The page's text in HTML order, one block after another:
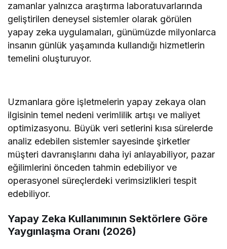
zamanlar yalnızca araştırma laboratuvarlarında
geliştirilen deneysel sistemler olarak görülen
yapay zeka uygulamaları, günümüzde milyonlarca
insanın günlük yaşamında kullandığı hizmetlerin
temelini oluşturuyor.
Uzmanlara göre işletmelerin yapay zekaya olan
ilgisinin temel nedeni verimlilik artışı ve maliyet
optimizasyonu. Büyük veri setlerini kısa sürelerde
analiz edebilen sistemler sayesinde şirketler
müşteri davranışlarını daha iyi anlayabiliyor, pazar
eğilimlerini önceden tahmin edebiliyor ve
operasyonel süreçlerdeki verimsizlikleri tespit
edebiliyor.
Yapay Zeka Kullanımının Sektörlere Göre
Yaygınlaşma Oranı (2026)